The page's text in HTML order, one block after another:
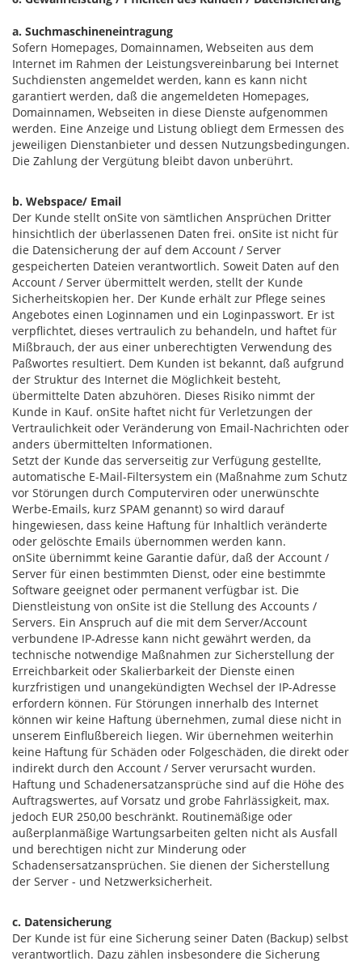
a. Suchmaschineneintragung
Sofern Homepages, Domainnamen, Webseiten aus dem
Internet im Rahmen der Leistungsvereinbarung bei Internet
Suchdiensten angemeldet werden, kann es kann nicht
garantiert werden, daß die angemeldeten Homepages,
Domainnamen, Webseiten in diese Dienste aufgenommen
werden. Eine Anzeige und Listung obliegt dem Ermessen des
jeweiligen Dienstanbieter und dessen Nutzungsbedingungen.
Die Zahlung der Vergütung bleibt davon unberührt.
b. Webspace/ Email
Der Kunde stellt onSite von sämtlichen Ansprüchen Dritter
hinsichtlich der überlassenen Daten frei. onSite ist nicht für
die Datensicherung der auf dem Account / Server
gespeicherten Dateien verantwortlich. Soweit Daten auf den
Account / Server übermittelt werden, stellt der Kunde
Sicherheitskopien her. Der Kunde erhält zur Pflege seines
Angebotes einen Loginnamen und ein Loginpasswort. Er ist
verpflichtet, dieses vertraulich zu behandeln, und haftet für
Mißbrauch, der aus einer unberechtigten Verwendung des
Paßwortes resultiert. Dem Kunden ist bekannt, daß aufgrund
der Struktur des Internet die Möglichkeit besteht,
übermittelte Daten abzuhören. Dieses Risiko nimmt der
Kunde in Kauf. onSite haftet nicht für Verletzungen der
Vertraulichkeit oder Veränderung von Email-Nachrichten oder
anders übermittelten Informationen.
Setzt der Kunde das serverseitig zur Verfügung gestellte,
automatische E-Mail-Filtersystem ein (Maßnahme zum Schutz
vor Störungen durch Computerviren oder unerwünschte
Werbe-Emails, kurz SPAM genannt) so wird darauf
hingewiesen, dass keine Haftung für Inhaltlich veränderte
oder gelöschte Emails übernommen werden kann.
onSite übernimmt keine Garantie dafür, daß der Account /
Server für einen bestimmten Dienst, oder eine bestimmte
Software geeignet oder permanent verfügbar ist. Die
Dienstleistung von onSite ist die Stellung des Accounts /
Servers. Ein Anspruch auf die mit dem Server/Account
verbundene IP-Adresse kann nicht gewährt werden, da
technische notwendige Maßnahmen zur Sicherstellung der
Erreichbarkeit oder Skalierbarkeit der Dienste einen
kurzfristigen und unangekündigten Wechsel der IP-Adresse
erfordern können. Für Störungen innerhalb des Internet
können wir keine Haftung übernehmen, zumal diese nicht in
unserem Einflußbereich liegen. Wir übernehmen weiterhin
keine Haftung für Schäden oder Folgeschäden, die direkt oder
indirekt durch den Account / Server verursacht wurden.
Haftung und Schadenersatzansprüche sind auf die Höhe des
Auftragswertes, auf Vorsatz und grobe Fahrlässigkeit, max.
jedoch EUR 250,00 beschränkt. Routinemäßige oder
außerplanmäßige Wartungsarbeiten gelten nicht als Ausfall
und berechtigen nicht zur Minderung oder
Schadensersatzansprüchen. Sie dienen der Sicherstellung
der Server - und Netzwerksicherheit.
c. Datensicherung
Der Kunde ist für eine Sicherung seiner Daten (Backup) selbst
verantwortlich. Dazu zählen insbesondere die Sicherung